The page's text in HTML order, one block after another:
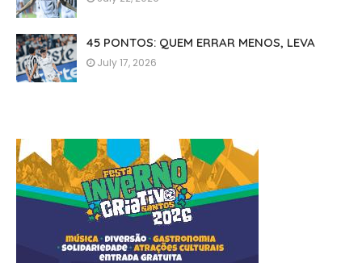
45 PONTOS: QUEM ERRAR MENOS, LEVA
July 17, 2026